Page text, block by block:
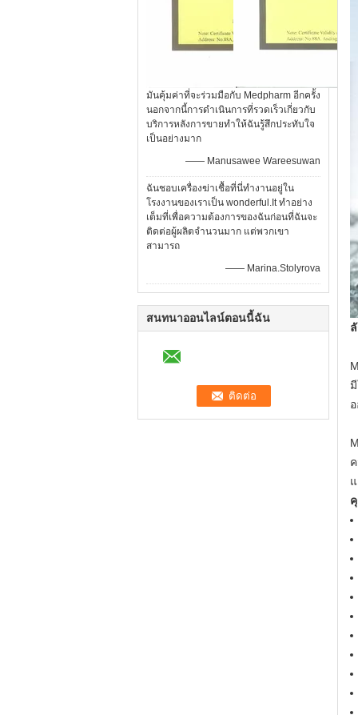
มันคุ้มค่าที่จะร่วมมือกับ Medpharm อีกครั้ง
นอกจากนี้การดำเนินการที่รวดเร็วเกี่ยวกับ
บริการหลังการขายทำให้ฉันรู้สึกประทับใจ
เป็นอย่างมาก
—— Manusawee Wareesuwan
ฉันชอบเครื่องฆ่าเชื้อที่นี่ทำงานอยู่ใน
โรงงานของเราเป็น wonderful.It ทำอย่าง
เต็มที่เพื่อความต้องการของฉันก่อนที่ฉันจะ
ติดต่อผู้ผลิตจำนวนมาก แต่พวกเขา
สามารถ
—— Marina.Stolyrova
สนทนาออนไลน์ตอนนี้ฉัน